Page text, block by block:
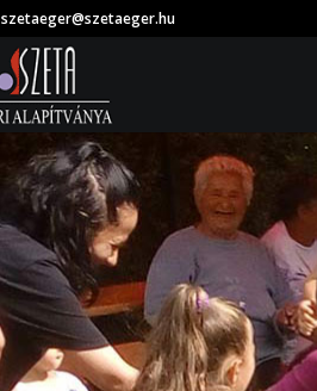
szetaeger@szetaeger.hu